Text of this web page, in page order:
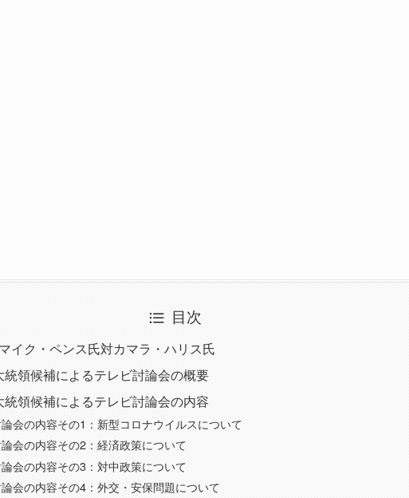
目次
イク・ペンス氏対カマラ・ハリス氏
統領候補によるテレビ討論会の概要
統領候補によるテレビ討論会の内容
会の内容その1：新型コロナウイルスについて
会の内容その2：経済政策について
会の内容その3：対中政策について
会の内容その4：外交・安保問題について